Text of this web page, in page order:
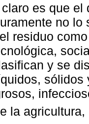
es que
no lo
residuo
y se
la agricultura,